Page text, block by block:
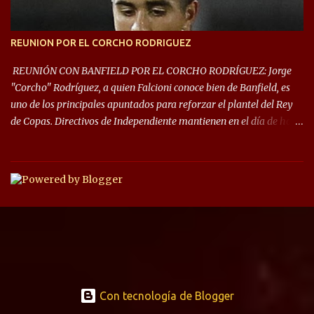
REUNION POR EL CORCHO RODRIGUEZ
REUNIÓN CON BANFIELD POR EL CORCHO RODRÍGUEZ: Jorge
"Corcho" Rodríguez, a quien Falcioni conoce bien de Banfield, es
uno de los principales apuntados para reforzar el plantel del Rey
de Copas. Directivos de Independiente mantienen en el día de hoy
préstamo con opción de compra pero, por lo que se sabe, Banfield
busca vender al menos el 50% del pase por una cifra cercana a los
1,5 millones de dólares. El volante central titular del Banfield y
de sus compañeros, realizó 17 infracciones y solo fue amonestado
dos veces.. Su representante, Claudio Jara, dijo en Sportia: “Tuve
Con tecnología de Blogger